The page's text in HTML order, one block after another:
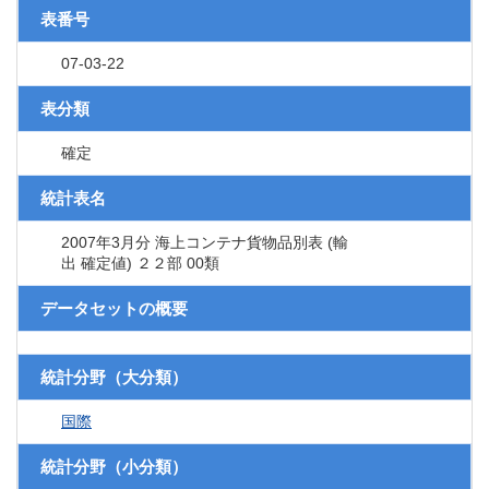
表番号
07-03-22
表分類
確定
統計表名
2007年3月分 海上コンテナ貨物品別表 (輸
出 確定値) ２２部 00類
データセットの概要
統計分野（大分類）
国際
統計分野（小分類）